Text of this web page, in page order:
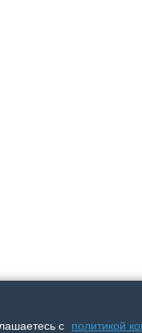
с
политикой